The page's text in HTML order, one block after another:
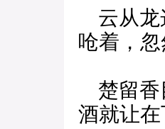
云从龙
呛着，
楚留香
酒就让